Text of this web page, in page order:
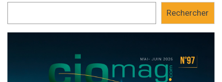
Rechercher